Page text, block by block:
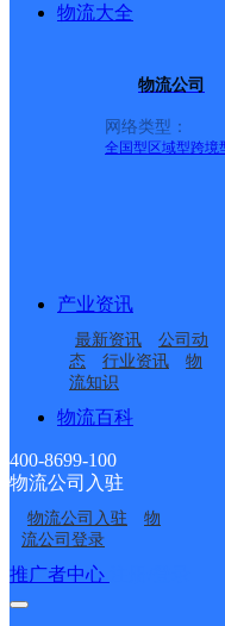
物流大全
物流公司
网络类型：
全国型 区域型跨境
产业资讯
最新资讯
公司动
态
行业资讯
物
流知识
物流百科
400-8699-100
物流公司入驻
物流公司入驻
物
流公司登录
推广者中心
区。水
处以及
下，叶
乡。到
0578-
各乡镇到
首页
<
1
>